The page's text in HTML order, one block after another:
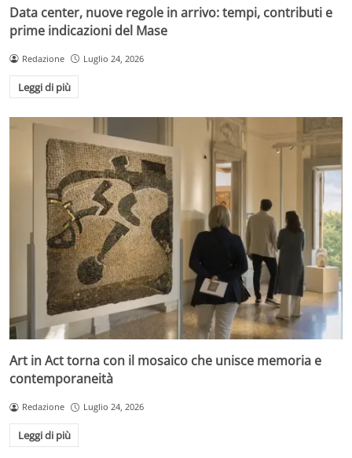
Data center, nuove regole in arrivo: tempi, contributi e
prime indicazioni del Mase
Redazione Luglio 24, 2026
Leggi di più
Art in Act torna con il mosaico che unisce memoria e
contemporaneità
Redazione Luglio 24, 2026
Leggi di più